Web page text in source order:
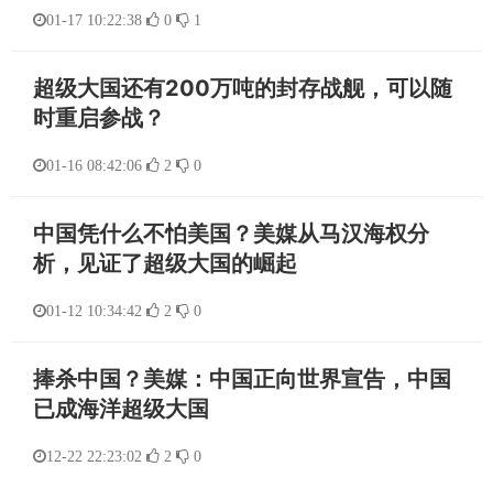
01-17 10:22:38 0 1
超级大国还有200万吨的封存战舰，可以随
时重启参战？
01-16 08:42:06 2 0
中国凭什么不怕美国？美媒从马汉海权分
析，见证了超级大国的崛起
01-12 10:34:42 2 0
捧杀中国？美媒：中国正向世界宣告，中国
已成海洋超级大国
12-22 22:23:02 2 0